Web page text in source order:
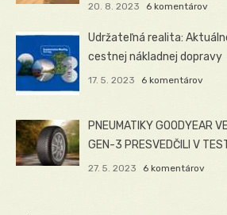
20. 8. 2023 6 komentárov
Udržateľná realita:
cestnej nákladnej dopravy
17. 5. 2023 6 komentárov
PNEUMATIKY GOODYEAR
GEN-3 PRESVEDČILI V
27. 5. 2023 6 komentárov